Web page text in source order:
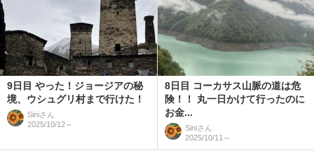
9日目 やった！ジョージアの秘
境、ウシュグリ村まで行けた！
Siniさん
2025/10/12～
8日目 コーカサス山脈の道は危
険！！ 丸一日かけて行ったのに
お金...
Siniさん
2025/10/11～